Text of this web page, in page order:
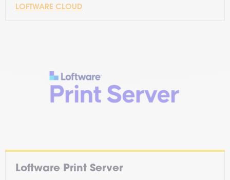
LOFTWARE CLOUD
Loftware Print Server